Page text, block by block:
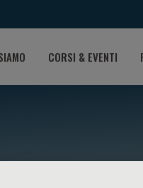
CORSI & EVENTI